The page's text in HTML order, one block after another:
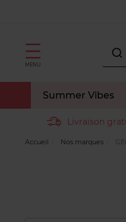
MENU
Summer Vibes
Livraison
Accueil Nos marques